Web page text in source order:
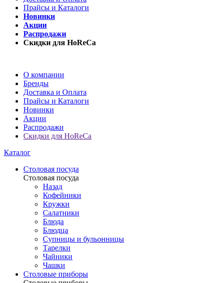
Прайсы и Каталоги
Новинки
Акции
Распродажи
Скидки для HoReCa
О компании
Бренды
Доставка и Оплата
Прайсы и Каталоги
Новинки
Акции
Распродажи
Скидки для HoReCa
Каталог
Столовая посуда
Столовая посуда
Назад
Кофейники
Кружки
Салатники
Блюда
Блюдца
Супницы и бульонницы
Тарелки
Чайники
Чашки
Cтоловые приборы